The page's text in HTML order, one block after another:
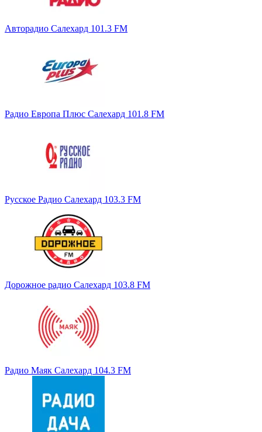
Авторадио Салехард 101.3 FM
Радио Европа Плюс Салехард 101.8 FM
Русское Радио Салехард 103.3 FM
Дорожное радио Салехард 103.8 FM
Радио Маяк Салехард 104.3 FM